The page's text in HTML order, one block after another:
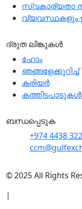
സ്വകാര്യതാ
വ്യവസ്ഥകളും
ദ്രുത ലിങ്കുകൾ
ഹോം
ഞങ്ങളേക്കുറിച്ച്
കരിയർ
കത്തിടപാടുകൾ
ബന്ധപ്പെടുക
+974 4438
© 2025 All Rights
|